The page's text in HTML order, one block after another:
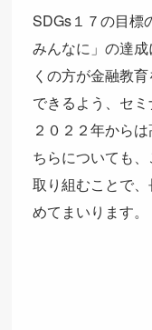
SDGs１７の目標
みんなに」の達
くの方が金融教
できるよう、セミ
２０２２年から
ちらについても
取り組むことで
めてまいります。